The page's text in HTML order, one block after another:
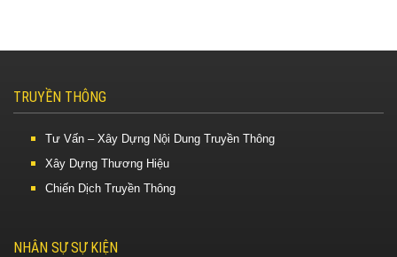
TRUYỀN THÔNG
Tư Vấn – Xây Dựng Nội Dung Truyền Thông
Xây Dựng Thương Hiệu
Chiến Dịch Truyền Thông
NHÂN SỰ SỰ KIỆN